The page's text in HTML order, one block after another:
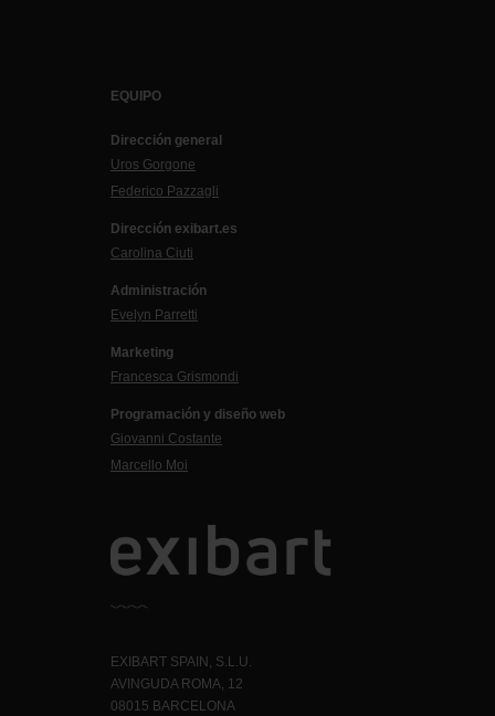
EQUIPO
Dirección general
Uros Gorgone
Federico Pazzagli
Dirección exibart.es
Carolina Ciuti
Administración
Evelyn Parretti
Marketing
Francesca Grismondi
Programación y diseño web
Giovanni Costante
Marcello Moi
EXIBART SPAIN, S.L.U.
AVINGUDA ROMA, 12
08015 BARCELONA